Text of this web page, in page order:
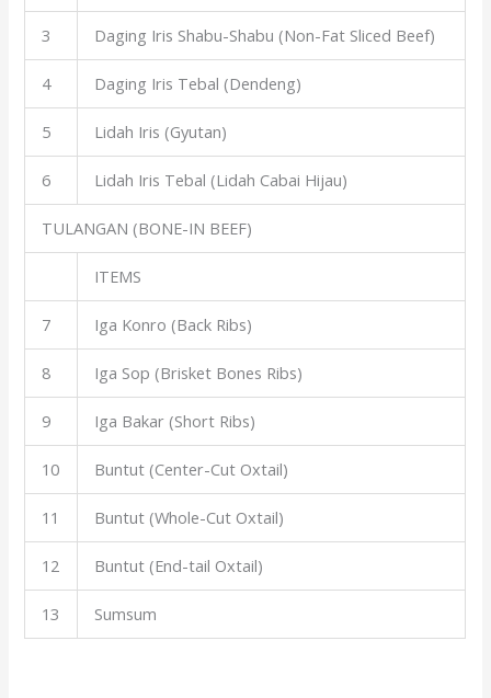
3 Daging Iris Shabu-Shabu (Non-Fat Sliced Beef)
4 Daging Iris Tebal (Dendeng)
5 Lidah Iris (Gyutan)
6 Lidah Iris Tebal (Lidah Cabai Hijau)
TULANGAN (BONE-IN BEEF)
ITEMS
7 Iga Konro (Back Ribs)
8 Iga Sop (Brisket Bones Ribs)
9 Iga Bakar (Short Ribs)
10 Buntut (Center-Cut Oxtail)
11 Buntut (Whole-Cut Oxtail)
12 Buntut (End-tail Oxtail)
13 Sumsum